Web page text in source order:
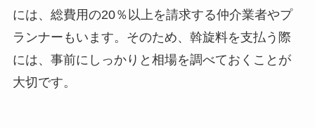
には、総費用の20％以上を請求する仲介業者やプ
ランナーもいます。そのため、斡旋料を支払う際
には、事前にしっかりと相場を調べておくことが
大切です。